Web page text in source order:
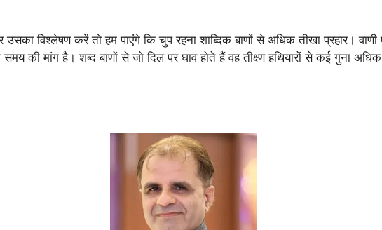
विश्लेषण करें तो हम पाएंगे कि चुप रहना शाब्दिक बाणों से अधिक तीखा प्रहार।
की मांग है। शब्द बाणों से जो दिल पर घाव होते हैं वह तीक्ष्ण हथियारों से कई गुना